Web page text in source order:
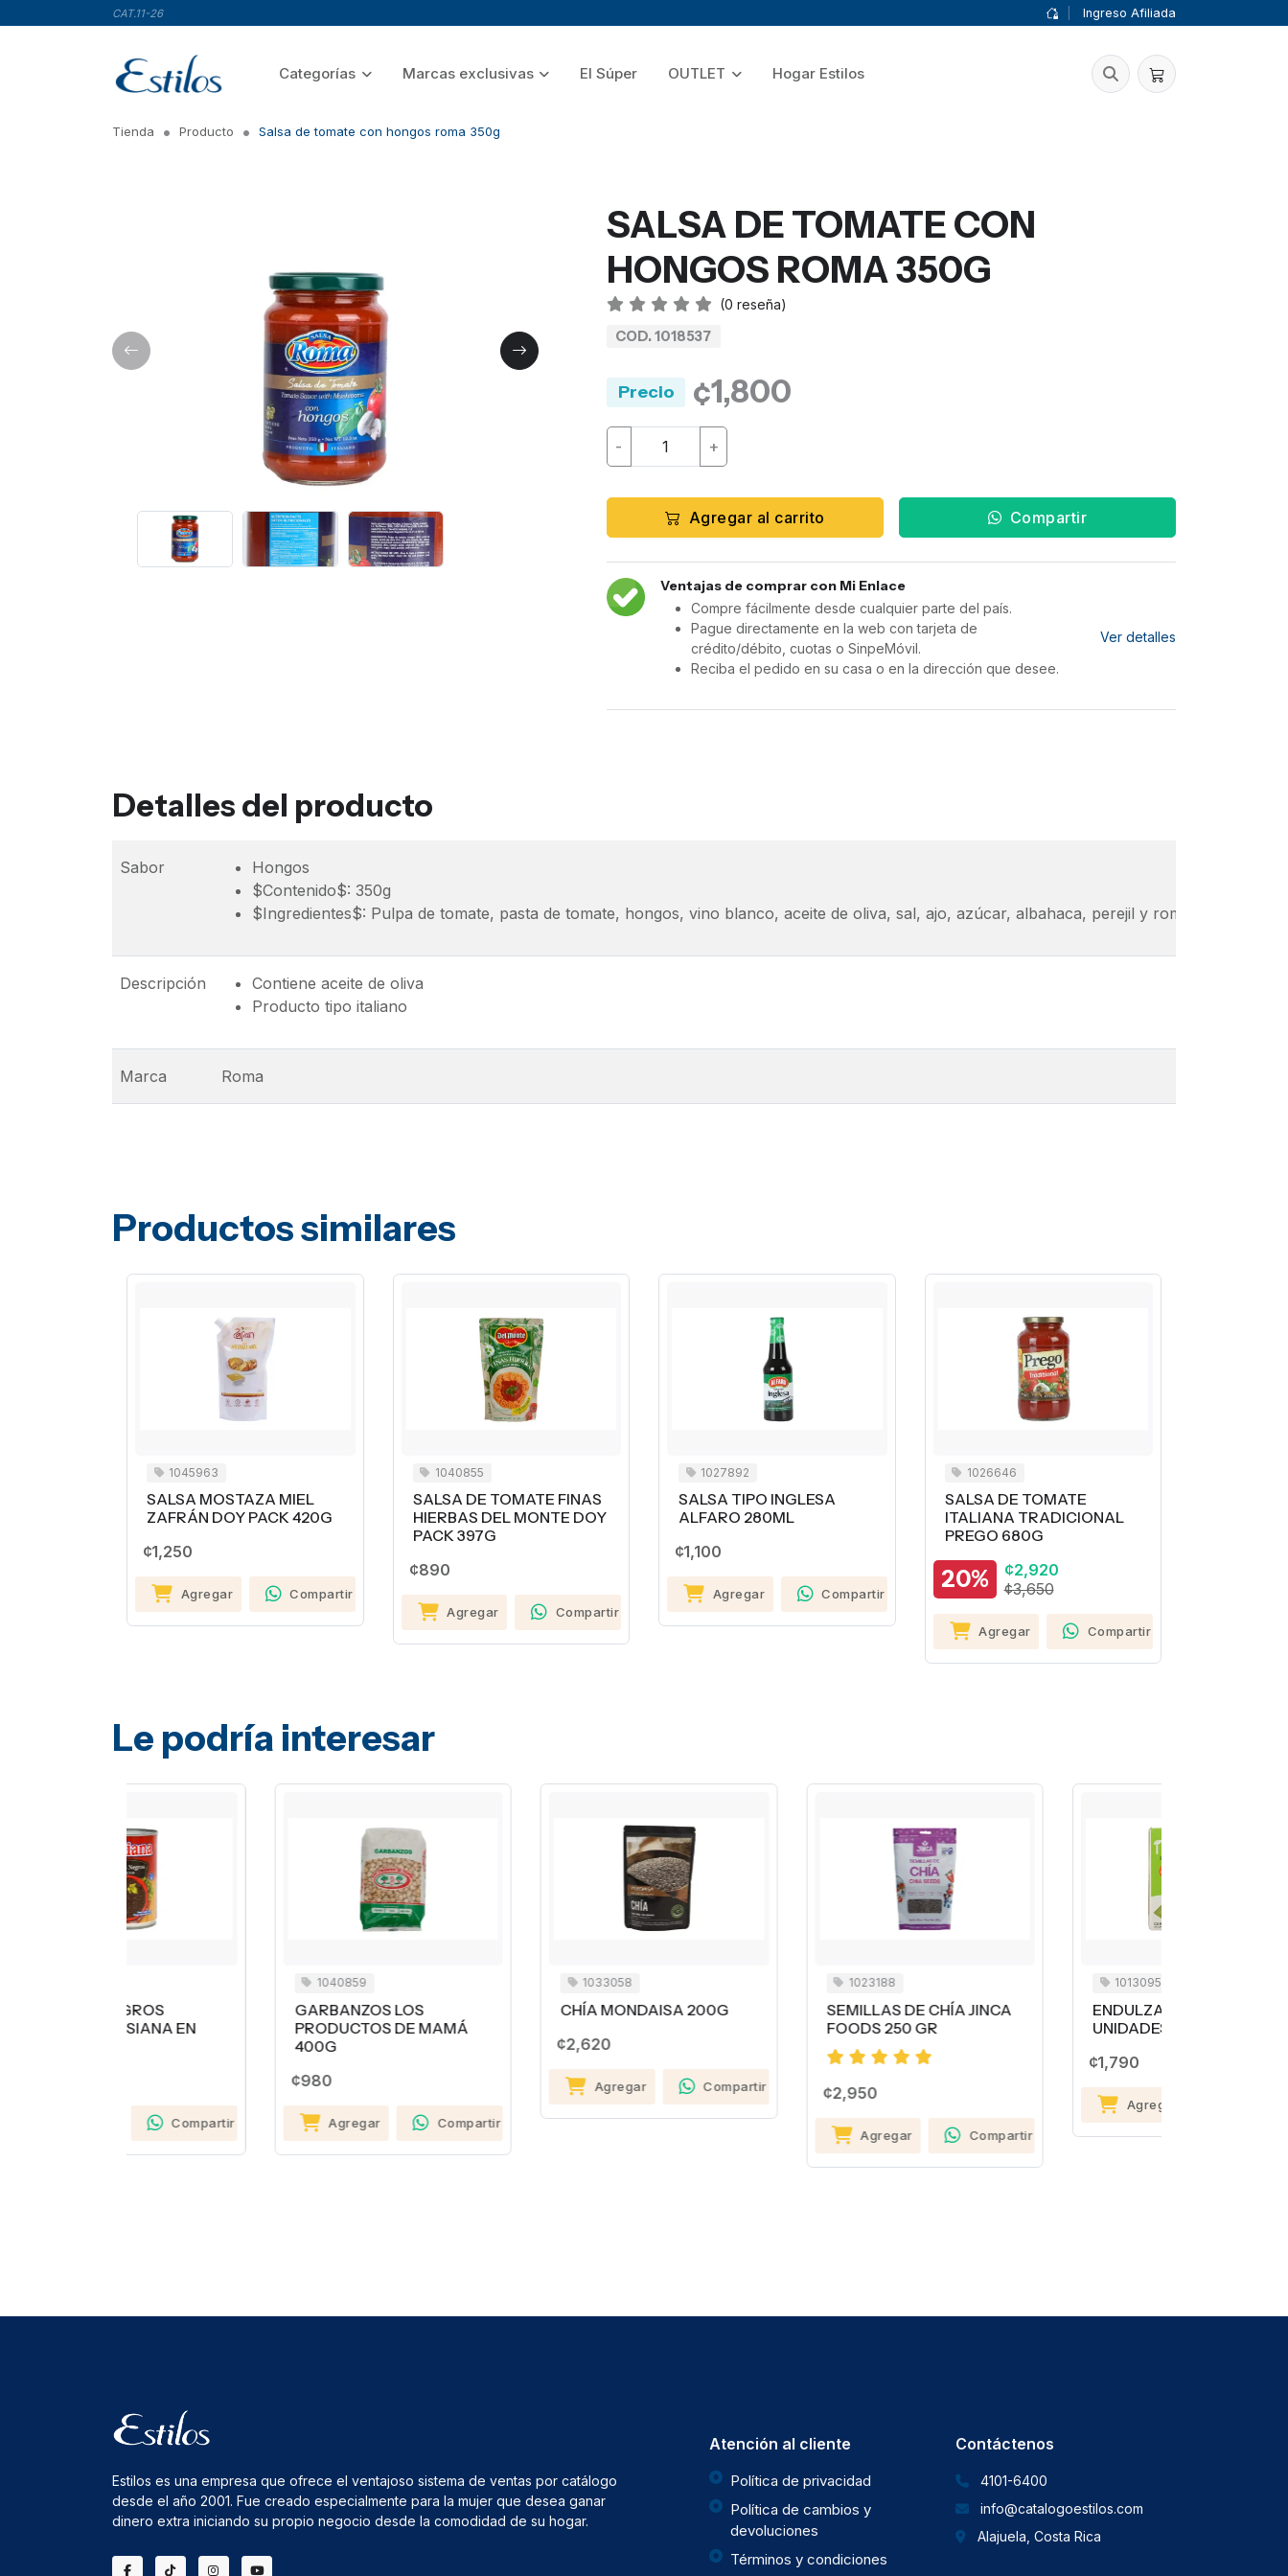
CAT.11-26 Ingreso Afiliada
Categorías Marcas exclusivas El Súper OUTLET Hogar Estilos
Tienda Producto Salsa de tomate con hongos roma 350g
SALSA DE TOMATE CON
HONGOS ROMA 350G
(0 reseña)
COD. 1018537
Precio ¢1,800
- +
Agregar al carrito Compartir
Ventajas de comprar con Mi Enlace
Compre fácilmente desde cualquier parte del país.
Pague directamente en la web con tarjeta de
crédito/débito, cuotas o SinpeMóvil.
Reciba el pedido en su casa o en la dirección que desee.
Ver detalles
Detalles del producto
Sabor
Hongos
$Contenido$: 350g
$Ingredientes$: Pulpa de tomate, pasta de tomate, hongos, vino blanco, aceite de oliva, sal, ajo, azúcar, albahaca, perejil y romero
Descripción
Contiene aceite de oliva
Producto tipo italiano
Marca Roma
Productos similares
1045963
SALSA MOSTAZA MIEL
ZAFRÁN DOY PACK 420G
¢1,250
Agregar Compartir
1040855
SALSA DE TOMATE FINAS
HIERBAS DEL MONTE DOY
PACK 397G
¢890
Agregar Compartir
1027892
SALSA TIPO INGLESA
ALFARO 280ML
¢1,100
Agregar Compartir
1026646
SALSA DE TOMATE
ITALIANA TRADICIONAL
PREGO 680G
20%
¢2,920
¢3,650
Agregar Compartir
Le podría interesar
GARBANZOS LOS
PRODUCTOS DE MAMÁ
Agregar Compartir
CHÍA MONDAISA 200G
Compartir
SEMILLAS DE CHÍA JINCA
¢2,950
Compartir
ENDULZANTE NATUVIA 50
Compartir
Estilos es una empresa que ofrece el ventajoso sistema de ventas por catálogo
desde el año 2001. Fue creado especialmente para la mujer que desea ganar
dinero extra iniciando su propio negocio desde la comodidad de su hogar.
Atención al cliente
Política de privacidad
Política de cambios y
devoluciones
Términos y condiciones
Contáctenos
4101-6400
info@catalogoestilos.com
Alajuela, Costa Rica